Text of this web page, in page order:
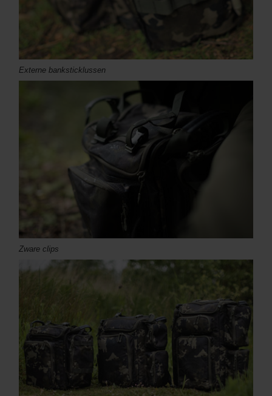
Externe banksticklussen
Zware clips